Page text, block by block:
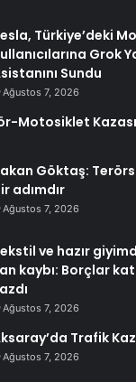
Türkiye’deki
Grok
Sundu
Ağustos 7, 2026
Motosiklet Kazası
Göktaş:
adımdır
Ağustos 7, 2026
ve hazır
kaybı: Borçlar
Ağustos 7, 2026
Trafik
Ağustos 7, 2026